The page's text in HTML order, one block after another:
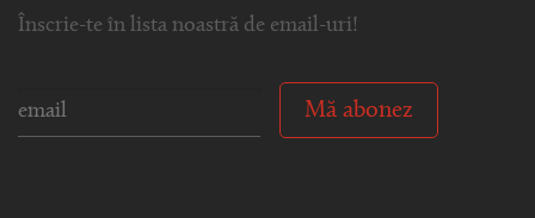
Înscrie-te în lista noastră de email-uri!
Mă abonez